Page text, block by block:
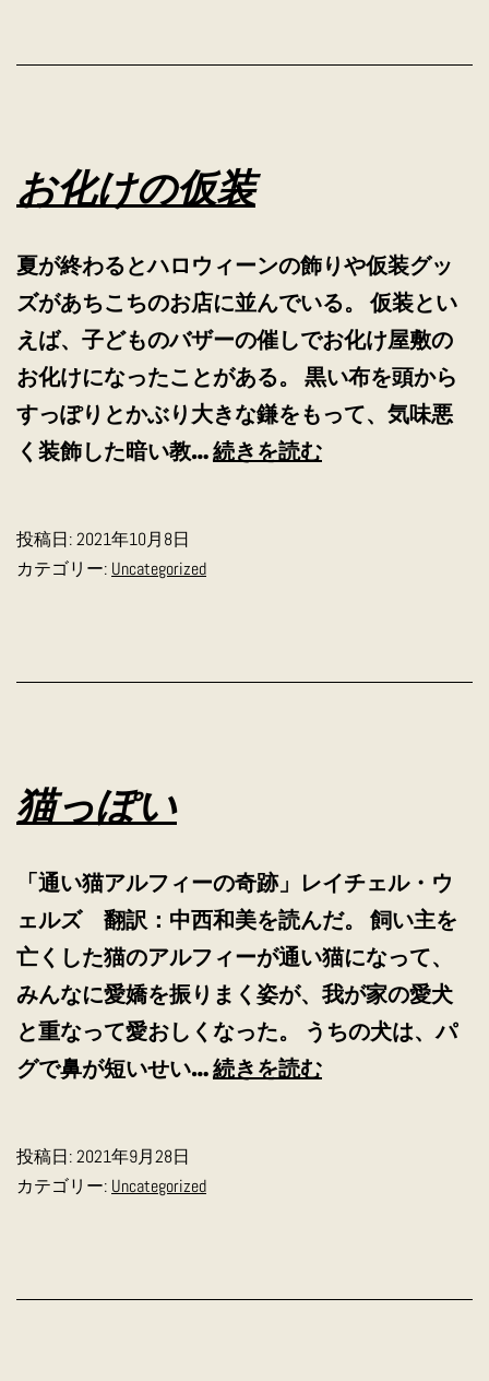
お化けの仮装
夏が終わるとハロウィーンの飾りや仮装グッ
ズがあちこちのお店に並んでいる。 仮装とい
えば、子どものバザーの催しでお化け屋敷の
お化けになったことがある。 黒い布を頭から
すっぽりとかぶり大きな鎌をもって、気味悪
く装飾した暗い教…続きを読むお
投稿日:2021年10月8日
カテゴリー: Uncategorized
猫っぽい
「通い猫アルフィーの奇跡」レイチェル・ウ
ェルズ 翻訳：中西和美を読んだ。 飼い主を
亡くした猫のアルフィーが通い猫になって、
みんなに愛嬌を振りまく姿が、我が家の愛犬
と重なって愛おしくなった。 うちの犬は、パ
グで鼻が短いせい…続きを読む猫
投稿日:2021年9月28日
カテゴリー: Uncategorized